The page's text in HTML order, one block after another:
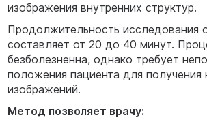
изображения внутренних структур.
Продолжительность исследования
составляет от 20 до 40 минут.
безболезненна, однако требует
положения пациента для получения
изображений.
Метод позволяет врачу: